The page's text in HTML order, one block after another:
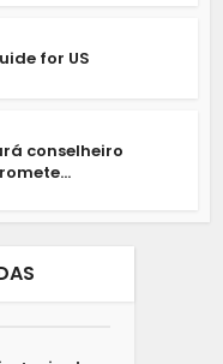
for US
conselheiro